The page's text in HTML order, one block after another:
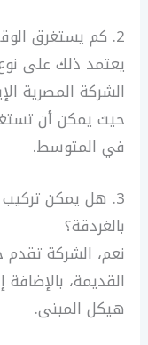
2. كم يستغرق الوقت لتركيب مصعد في الغردقة؟
يعتمد ذلك على
الشركة المصرية
حيث يمكن أن
في المتوسط.
3. هل يمكن
بالغردقة؟
نعم، الشركة
القديمة،
هيكل المبنى.